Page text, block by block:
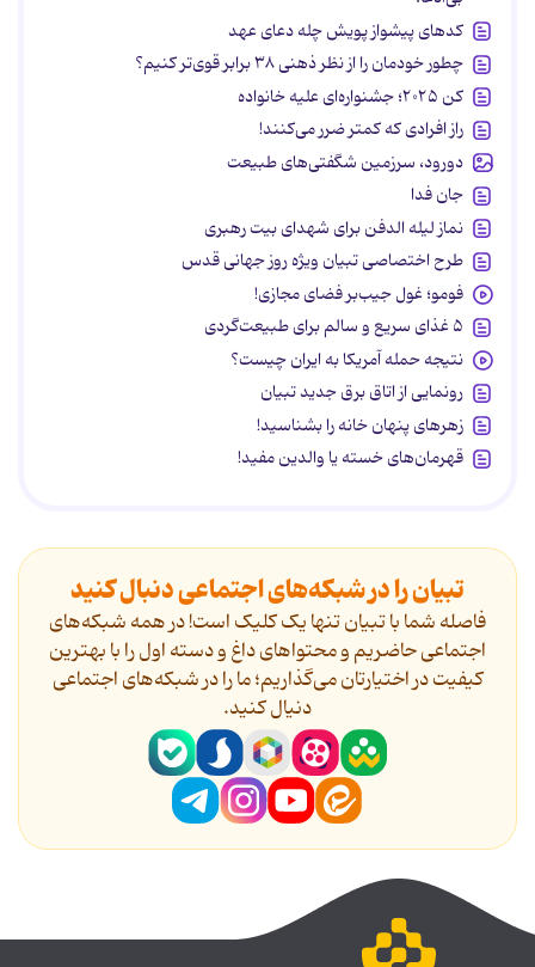
کدهای پیشواز پویش چله دعای عهد
چطور خودمان را از نظر ذهنی ۳۸ برابر قوی‌تر کنیم؟
کن ۲۰۲۵؛ جشنواره‌ای علیه خانواده
راز افرادی که کمتر ضرر می‌کنند!
دورود، سرزمین شگفتی‌های طبیعت
جان فدا
نماز لیله الدفن برای شهدای بیت رهبری
طرح اختصاصی تبیان ویژه روز جهانی قدس
فومو؛ غول جیب‌بر فضای مجازی!
۵ غذای سریع و سالم برای طبیعت‌گردی
نتیجه حمله آمریکا به ایران چیست؟
رونمایی از اتاق برق جدید تبیان
زهرهای پنهان خانه را بشناسید!
قهرمان‌های خسته یا والدین مفید!
تبیان را در شبکه‌های اجتماعی دنبال کنید
فاصله شما با تبیان تنها یک کلیک است! در همه شبکه‌های
اجتماعی حاضریم و محتواهای داغ و دسته اول را با بهترین
کیفیت در اختیارتان می‌گذاریم؛ ما را در شبکه‌های اجتماعی
دنیال کنید.